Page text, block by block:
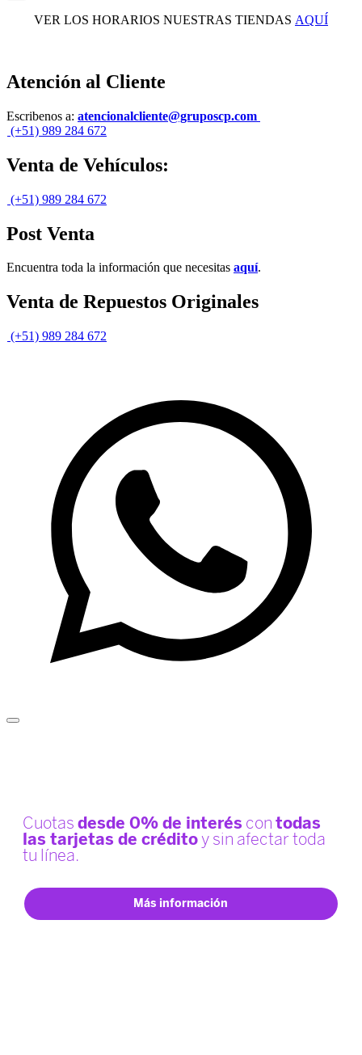
VER LOS HORARIOS NUESTRAS TIENDAS AQUÍ
Atención al Cliente
Escribenos a: atencionalcliente@gruposcp.com
(+51) 989 284 672
Venta de Vehículos:
(+51) 989 284 672
Post Venta
Encuentra toda la información que necesitas aquí.
Venta de Repuestos Originales
(+51) 989 284 672